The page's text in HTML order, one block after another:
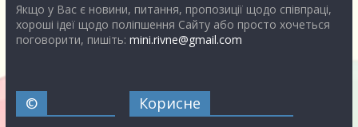
Якщо у Вас є новини, питання, пропозиції щодо співпраці,
хороші ідеї щодо поліпшення Сайту або просто хочеться
поговорити, пишіть: mini.rivne@gmail.com
© Корисне